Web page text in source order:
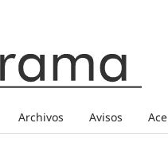
Archivos Avisos